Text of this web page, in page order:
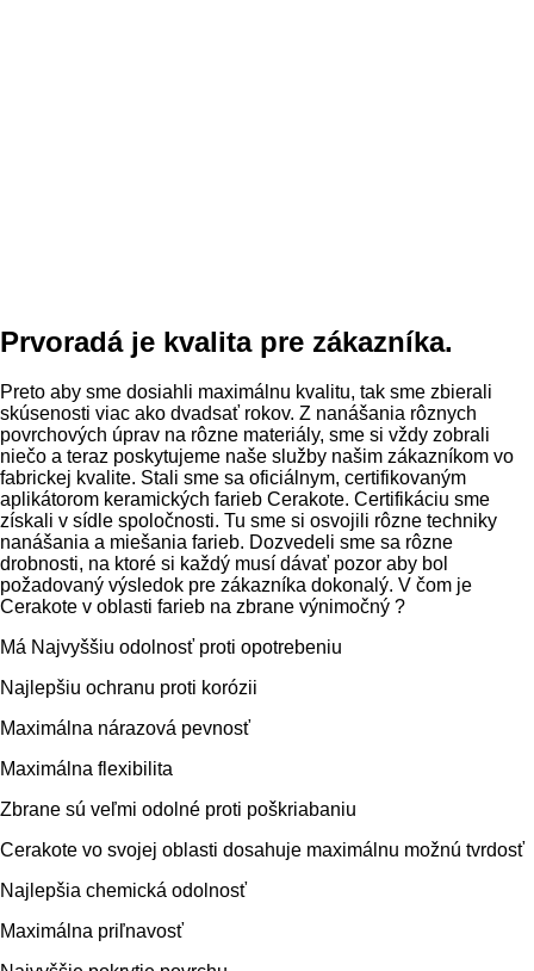
Prvoradá je kvalita pre zákazníka.
Preto aby sme dosiahli maximálnu kvalitu, tak sme zbierali
skúsenosti viac ako dvadsať rokov. Z nanášania rôznych
povrchových úprav na rôzne materiály, sme si vždy zobrali
niečo a teraz poskytujeme naše služby našim zákazníkom vo
fabrickej kvalite. Stali sme sa oficiálnym, certifikovaným
aplikátorom keramických farieb Cerakote. Certifikáciu sme
získali v sídle spoločnosti. Tu sme si osvojili rôzne techniky
nanášania a miešania farieb. Dozvedeli sme sa rôzne
drobnosti, na ktoré si každý musí dávať pozor aby bol
požadovaný výsledok pre zákazníka dokonalý. V čom je
Cerakote v oblasti farieb na zbrane výnimočný ?
Má Najvyššiu odolnosť proti opotrebeniu
Najlepšiu ochranu proti korózii
Maximálna nárazová pevnosť
Maximálna flexibilita
Zbrane sú veľmi odolné proti poškriabaniu
Cerakote vo svojej oblasti dosahuje maximálnu možnú tvrdosť
Najlepšia chemická odolnosť
Maximálna priľnavosť